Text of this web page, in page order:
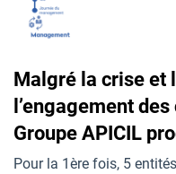
Malgré la crise et
l’engagement
Groupe APICIL
Pour la 1ère fois, 5